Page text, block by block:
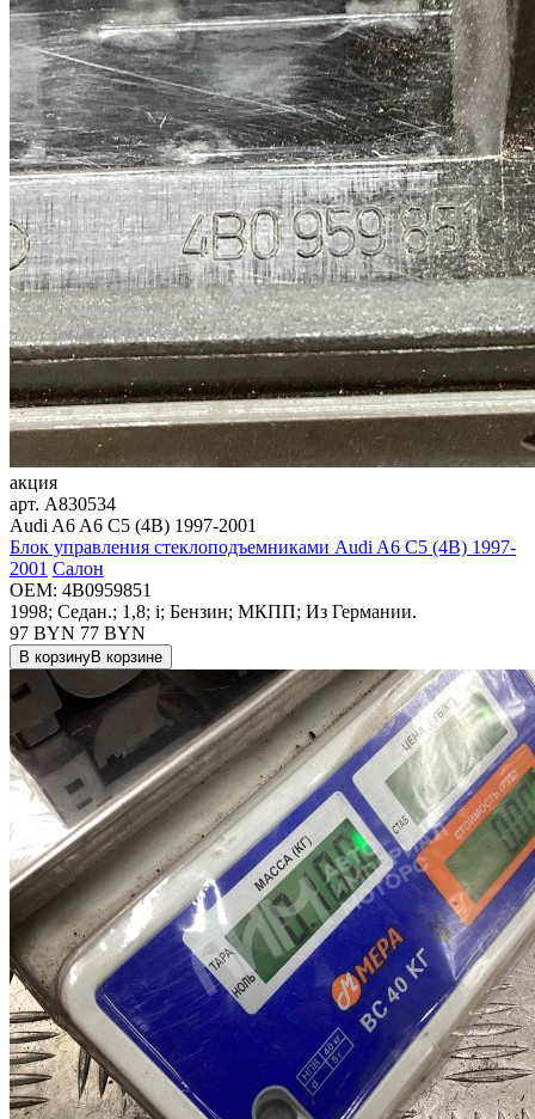
акция
арт. A830534
Audi A6 A6 C5 (4B) 1997-2001
Блок управления стеклоподъемниками Audi A6 C5 (4B) 1997-
2001 Салон
OEM: 4B0959851
1998; Седан.; 1,8; i; Бензин; МКПП; Из Германии.
97 BYN 77 BYN
В корзинуВ корзине